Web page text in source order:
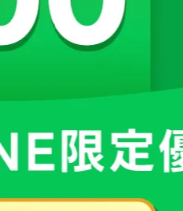
、鎂及維生素D 也可緩解更年
菜、芥蘭，建議每日攝取
日曬 10-15 分鐘讓身體產生維